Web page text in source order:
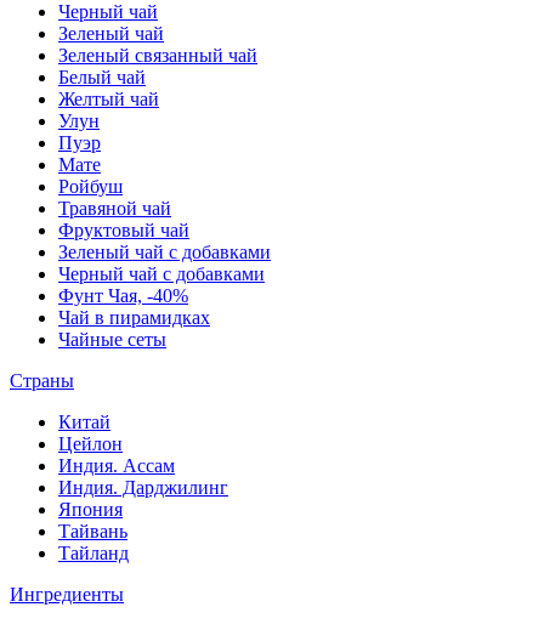
Черный чай
Зеленый чай
Зеленый связанный чай
Белый чай
Желтый чай
Улун
Пуэр
Мате
Ройбуш
Травяной чай
Фруктовый чай
Зеленый чай с добавками
Черный чай с добавками
Фунт Чая, -40%
Чай в пирамидках
Чайные сеты
Страны
Китай
Цейлон
Индия. Ассам
Индия. Дарджилинг
Япония
Тайвань
Тайланд
Ингредиенты